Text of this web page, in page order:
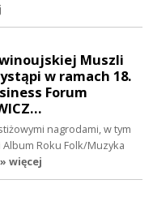
Muszli
w ramach 18.
Forum
nagrodami, w tym
Roku Folk/Muzyka
» więcej